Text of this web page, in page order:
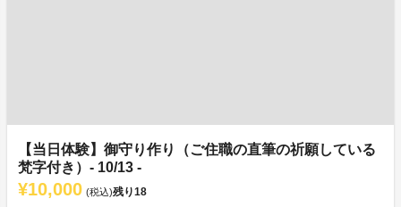
【当日体験】御守り作り（ご住職の直筆の祈願している
梵字付き）- 10/13 -
¥10,000 (税込)残り18